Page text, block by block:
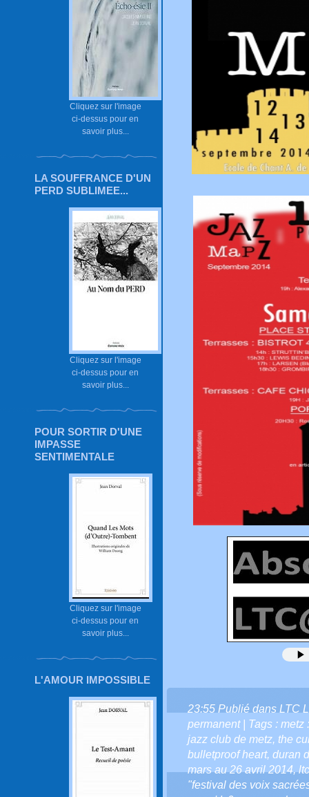
Cliquez sur l'image
ci-dessus pour en
savoir plus...
LA SOUFFRANCE D'UN
PERD SUBLIMEE...
Cliquez sur l'image
ci-dessus pour en
savoir plus...
POUR SORTIR D'UNE
IMPASSE
SENTIMENTALE
Cliquez sur l'image
ci-dessus pour en
savoir plus...
L'AMOUR IMPOSSIBLE
23:55 Publié dans LTC
permanent| Tags : metz
jazz club de metz, the
bulletproof heart, duran
mars au 26 avril 2014,
"festival des voix